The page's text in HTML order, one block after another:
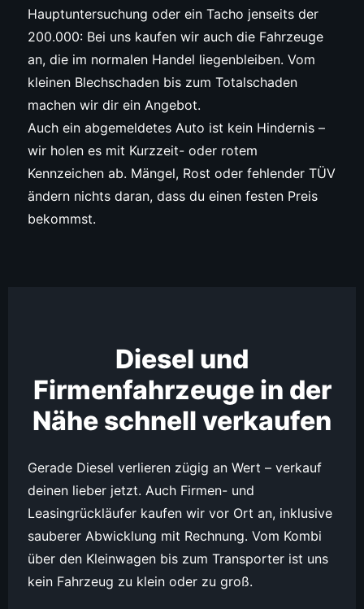
Hauptuntersuchung oder ein Tacho jenseits der
200.000: Bei uns kaufen wir auch die Fahrzeuge
an, die im normalen Handel liegenbleiben. Vom
kleinen Blechschaden bis zum Totalschaden
machen wir dir ein Angebot.
Auch ein abgemeldetes Auto ist kein Hindernis –
wir holen es mit Kurzzeit- oder rotem
Kennzeichen ab. Mängel, Rost oder fehlender TÜV
ändern nichts daran, dass du einen festen Preis
bekommst.
Diesel und
Firmenfahrzeuge in der
Nähe schnell verkaufen
Gerade Diesel verlieren zügig an Wert – verkauf
deinen lieber jetzt. Auch Firmen- und
Leasingrückläufer kaufen wir vor Ort an, inklusive
sauberer Abwicklung mit Rechnung. Vom Kombi
über den Kleinwagen bis zum Transporter ist uns
kein Fahrzeug zu klein oder zu groß.